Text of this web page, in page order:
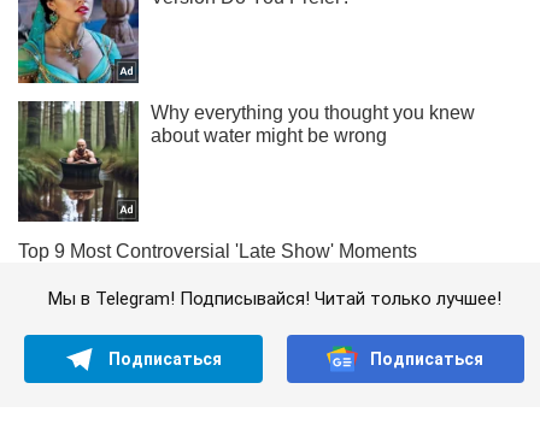
Мы в Telegram! Подписывайся! Читай только лучшее!
Подписаться Подписаться